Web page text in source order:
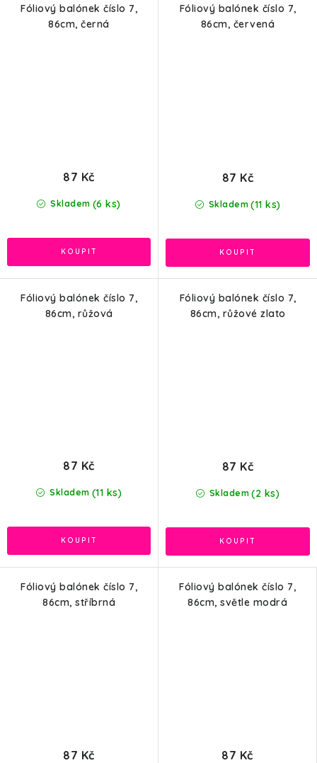
Fóliový balónek číslo 7,
86cm, černá
Skladem (6 ks)
87 Kč
Fóliový balónek číslo 7,
86cm, červená
Skladem (11 ks)
87 Kč
Fóliový balónek číslo 7,
86cm, růžová
Skladem (11 ks)
87 Kč
Fóliový balónek číslo 7,
86cm, růžové zlato
Skladem (2 ks)
87 Kč
Fóliový balónek číslo 7,
86cm, stříbrná
87 Kč
Fóliový balónek číslo 7,
86cm, světle modrá
87 Kč